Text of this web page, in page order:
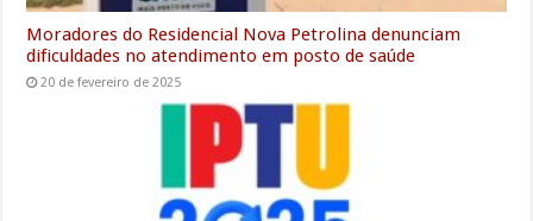
Moradores do Residencial Nova Petrolina denunciam
dificuldades no atendimento em posto de saúde
20 de fevereiro de 2025